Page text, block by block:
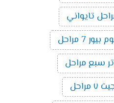
تايواني
7 مراحل
سبع مراحل